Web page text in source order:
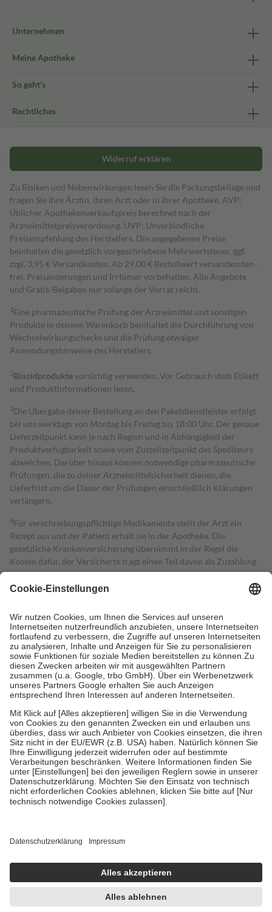
Unternehmen
Meine Apotheke
So geht's
Rechtliches
Widerruf erklären
Zu Risiken und Nebenwirkungen lesen Sie die Packungsbeilage und
fragen Sie Ihre Ärztin, Ihren Arzt oder in Ihrer Apotheke. AVP:
Üblicher Apothekenverkaufspreis berechnet nach der
Arzneimittelpreisverordnung. UVP: Unverbindliche
Preisempfehlung des Herstellers. Die angegebenen Preise
beinhalten die gesetzlich vorgeschriebene Mehrwertsteuer, ggf.
zzgl. 3,95 € Versandkosten. Ab 29,00 € Bestell­wert versand­kosten­
frei. Preisänderungen und Irrtümer vorbehalten. Alle Angebote
und Gratis-Beigaben nur solange der Vorrat reicht.
1 Eine pharmazeutische Prüfung der Arzneimittel und sonstigen
Produkte in deinem Warenkorb beinhaltet die Durchführung von
Wechselwirkungschecks und die Prüfung etwaiger
Anwendungshinweise des Herstellers.
2Biozidproduktevorsichtig verwenden. Vor Gebrauch stets Etikett
und Produktinformationen lesen.
3Die Übergabe deiner Bestellung an den Paketdienstleister erfolgt
bei uns werktags von Montag bis Freitag bis 18:00 Uhr. Der genaue
Lieferzeitpunkt kann je nach Region und in Abhängigkeit der
Produktverfügbarkeit sowie vom Zustellzeitpunkt des Spediteurs
abweichen. Darüber hinaus können notwendige pharmazeutische
Prüfungen, die zu deiner Arzneimittelsicherheit dienen, die
Lieferfrist um die Dauer der Prüfungen einschließlich Klärungen
verlängern.
4Für verschreibungspflichtige Medikamente stellt der Arzt ein
Rezept aus und der Patient erhält sie in der Apotheke. Die
gesetzliche Krankenversicherung übernimmt in der Regel die
Kosten dafür, der Versicherte trägt einen Teil davon als Zuzahlung
mit.
Grundsätzlich leisten Mitglieder Zuzahlungen in Höhe von zehn
höchstens zehn Euro.
Es sind jedoch nie mehr als die tatsächlichen
Kosten der Leistung zu entrichten.
Diese Regeln gelten grundsätzlich auch für Online-Apotheken.
Bei Heilmitteln und häuslicher Krankenpflege beträgt die
Zuzahlung zehn Prozent der Kosten sowie zehn Euro je
Verordnung.
Um das Engagement der Versicherten für ihre eigene Gesundheit zu
stärken und die besondere Stellung der Familie zu unterstützen,
fallenkeine Zuzahlungenan bei:
• Kindern und Jugendlichen bis zum vollendeten 18. Lebensjahr
mit Ausnahme der Fahrkosten
• Untersuchungen zur Vorsorge und Früherkennung, die von der
GKV getragen werden
• empfohlenen Schutzimpfungen
• Harn- und Blutteststreifen
getroffen, um sicherzustellen, dass es sich um echte Bewertungen
https://help.etrusted.com/hc/de/articles/4419944605341
Einige Bilder und Inhalte wurden unter Zuhilfenahme künstlicher